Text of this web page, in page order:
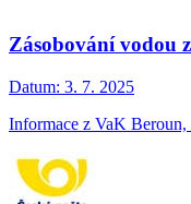
Zásobování vodou
Datum: 3. 7. 2025
Informace z VaK Beroun,